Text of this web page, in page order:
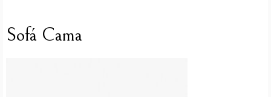
Sofá Cama